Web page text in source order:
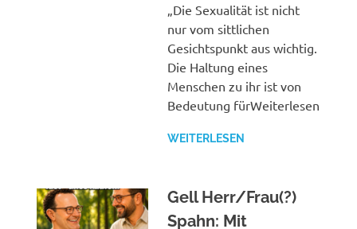
„Die Sexualität ist nicht
nur vom sittlichen
Gesichtspunkt aus wichtig.
Die Haltung eines
Menschen zu ihr ist von
Bedeutung fürWeiterlesen
WEITERLESEN
Gell Herr/Frau(?)
Spahn: Mit